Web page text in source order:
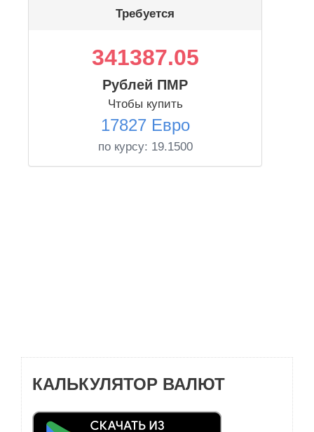
Требуется
341387.05
Рублей ПМР
Чтобы купить
17827 Евро
по курсу: 19.1500
КАЛЬКУЛЯТОР ВАЛЮТ